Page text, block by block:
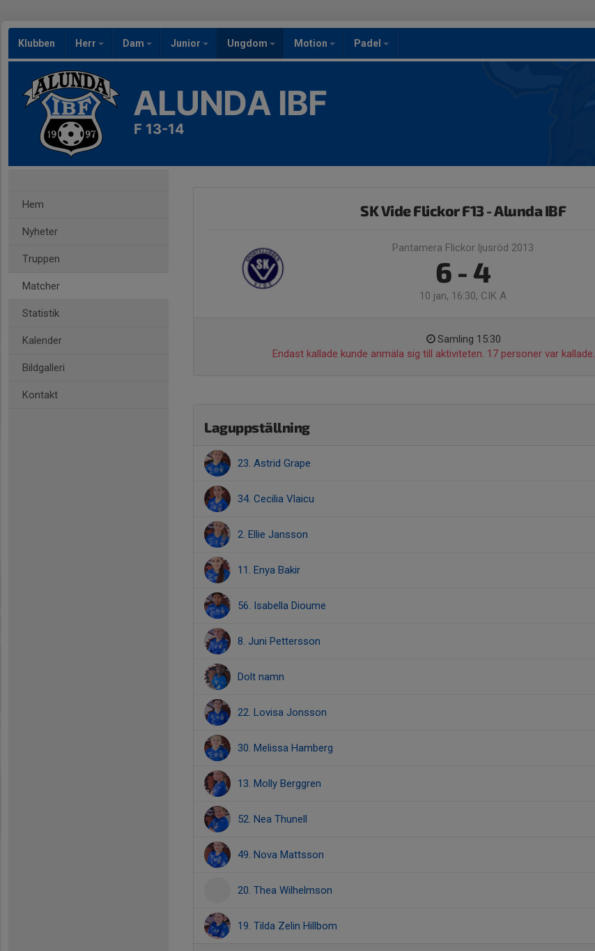
Klubben Herr Dam Junior Ungdom Motion Padel
ALUNDA IBF
F 13-14
Hem
Nyheter
Truppen
Matcher
Statistik
Kalender
Bildgalleri
Kontakt
SK Vide Flickor F13 - Alunda IBF
Pantamera Flickor ljusröd 2013
6 - 4
10 jan, 16:30, CIK A
Samling 15:30
Endast kallade kunde anmäla sig till aktiviteten. 17 personer var kallade.
Laguppställning
23. Astrid Grape
34. Cecilia Vlaicu
2. Ellie Jansson
11. Enya Bakir
56. Isabella Dioume
8. Juni Pettersson
Dolt namn
22. Lovisa Jonsson
30. Melissa Hamberg
13. Molly Berggren
52. Nea Thunell
49. Nova Mattsson
20. Thea Wilhelmson
19. Tilda Zelin Hillbom